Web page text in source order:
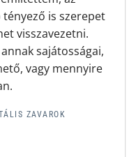
is szerepet
visszavezetni.
sajátosságai,
vagy mennyire
ZAVAROK